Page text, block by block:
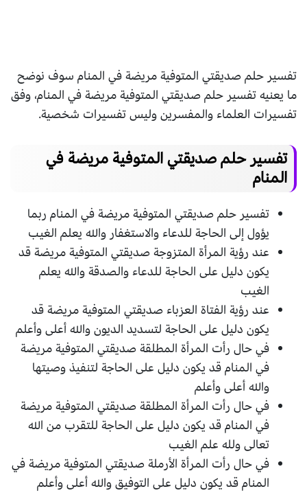
تفسير حلم صديقتي المتوفية مريضة في المنام سوف نوضح
ما يعنيه تفسير حلم صديقتي المتوفية مريضة في المنام، وفق
تفسيرات العلماء والمفسرين وليس تفسيرات شخصية.
تفسير حلم صديقتي المتوفية مريضة في
المنام
تفسير حلم صديقتي المتوفية مريضة في المنام ربما
يؤول إلى الحاجة للدعاء والاستغفار والله يعلم الغيب
عند رؤية المرأة المتزوجة صديقتي المتوفية مريضة قد
يكون دليل على الحاجة للدعاء والصدقة والله يعلم
الغيب
عند رؤية الفتاة العزباء صديقتي المتوفية مريضة قد
يكون دليل على الحاجة لتسديد الديون والله أعلى وأعلم
في حال رأت المرأة المطلقة صديقتي المتوفية مريضة
في المنام قد يكون دليل على الحاجة لتنفيذ وصيتها
والله أعلى وأعلم
في حال رأت المرأة المطلقة صديقتي المتوفية مريضة
في المنام قد يكون دليل على الحاجة للتقرب من الله
تعالى ولله علم الغيب
في حال رأت المرأة الأرملة صديقتي المتوفية مريضة في
المنام قد يكون دليل على التوفيق والله أعلى وأعلم